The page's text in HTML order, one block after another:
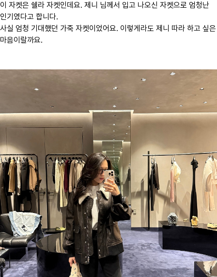
이 자켓은 쉘라 자켓인데요. 제니 님께서 입고 나오신 자켓으로 엄청난
인기였다고 합니다.
사실 엄청 기대했던 가죽 자켓이었어요. 이렇게라도 제니 따라 하고 싶은
마음이랄까요.